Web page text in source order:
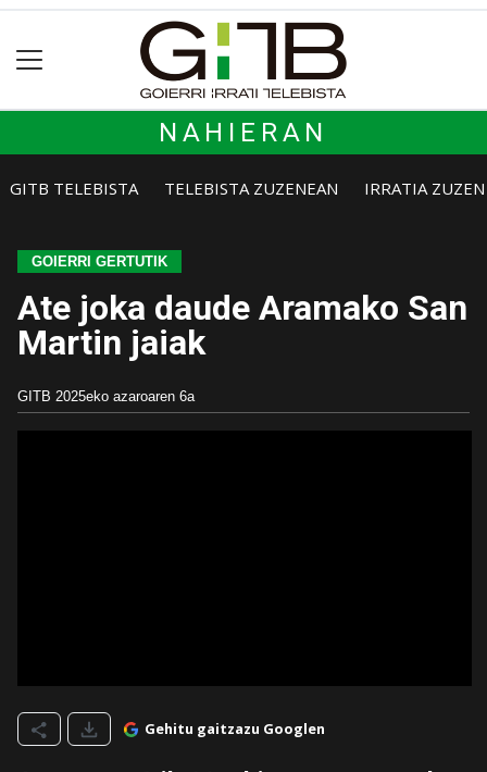
NAHIERAN
GITB TELEBISTA TELEBISTA ZUZENEAN IRRATIA
GOIERRI GERTUTIK
Ate joka daude Aramako San
Martin jaiak
GITB 2025eko azaroaren 6a
Gehitu gaitzazu Googlen